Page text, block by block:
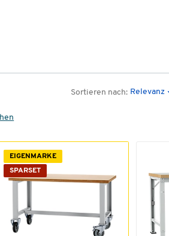
Sortieren nach: Relevanz
EIGENMARKE
SPARSET